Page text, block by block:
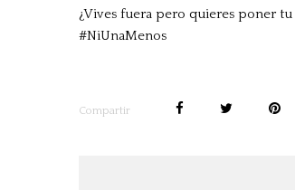
¿Vives fuera pero quieres poner
#NiUnaMenos
Compartir